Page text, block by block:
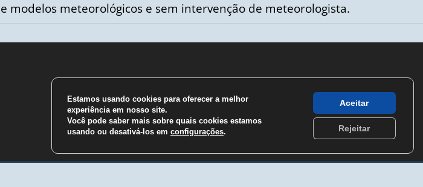
meteorológicos e sem intervenção de meteorologista.
Estamos usando cookies para oferecer a melhor
experiência em nosso site.
Você pode saber mais sobre quais cookies estamos
usando ou desativá-los em configurações.
Aceitar
Rejeitar